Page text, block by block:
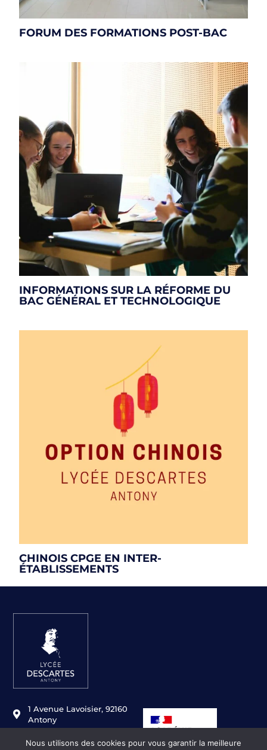
FORUM DES FORMATIONS POST-BAC
INFORMATIONS SUR LA RÉFORME DU
BAC GÉNÉRAL ET TECHNOLOGIQUE
CHINOIS CPGE EN INTER-
ÉTABLISSEMENTS
1 Avenue Lavoisier, 92160
Antony
Nous utilisons des cookies pour vous garantir la meilleure